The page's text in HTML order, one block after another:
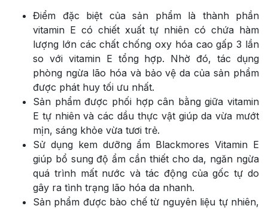
Điểm đặc biệt của sản phẩm là thành phần
vitamin E có chiết xuất tự nhiên có chứa hàm
lượng lớn các chất chống oxy hóa cao gấp 3 lần
so với vitamin E tổng hợp. Nhờ đó, tác dụng
phòng ngừa lão hóa và bảo vệ da của sản phẩm
được phát huy tối ưu nhất.
Sản phẩm được phối hợp cân bằng giữa vitamin
E tự nhiên và các dầu thực vật giúp da vừa mướt
mịn, sáng khỏe vừa tươi trẻ.
Sử dụng kem dưỡng ẩm Blackmores Vitamin E
giúp bổ sung độ ẩm cần thiết cho da, ngăn ngừa
quá trình mất nước và tác động của gốc tự do
gây ra tình trạng lão hóa da nhanh.
Sản phẩm được bào chế từ nguyên liệu tự nhiên,